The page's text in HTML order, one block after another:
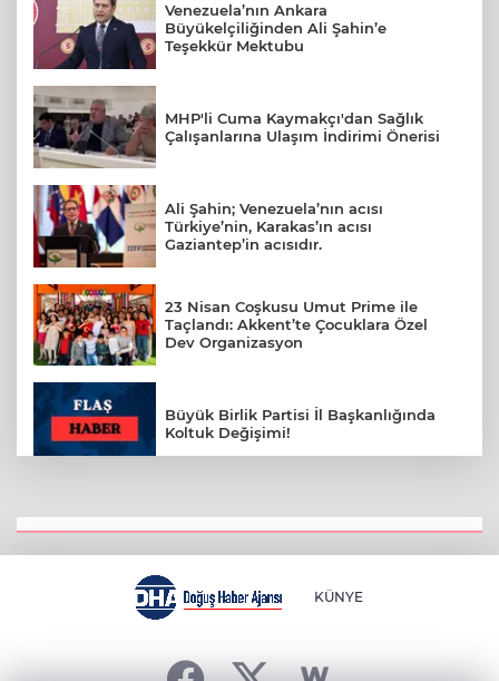
Venezuela’nın Ankara
Büyükelçiliğinden Ali Şahin’e
Teşekkür Mektubu
MHP'li Cuma Kaymakçı'dan Sağlık
Çalışanlarına Ulaşım İndirimi Önerisi
Ali Şahin; Venezuela’nın acısı
Türkiye’nin, Karakas’ın acısı
Gaziantep’in acısıdır.
23 Nisan Coşkusu Umut Prime ile
Taçlandı: Akkent’te Çocuklara Özel
Dev Organizasyon
Büyük Birlik Partisi İl Başkanlığında
Koltuk Değişimi!
Canyurt’tan 23 Nisan’da anlamlı
49 kişiye mezar olan Emre Apartmanı
KÜNYE